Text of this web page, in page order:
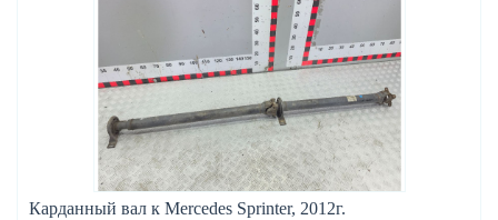
Карданный вал к Mercedes Sprinter, 2012г.